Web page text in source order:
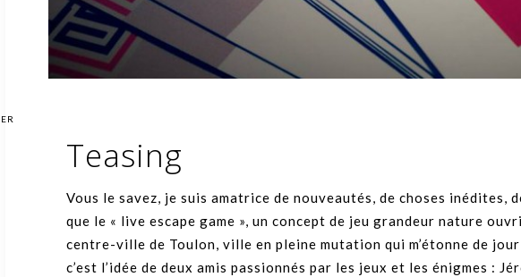
Teasing
Vous le savez, je suis amatrice de nouveautés, de choses inédites,
que le « live escape game », un concept de jeu grandeur nature
centre-ville de Toulon, ville en pleine mutation qui m’étonne de
c’est l’idée de deux amis passionnés par les jeux et les énigmes :